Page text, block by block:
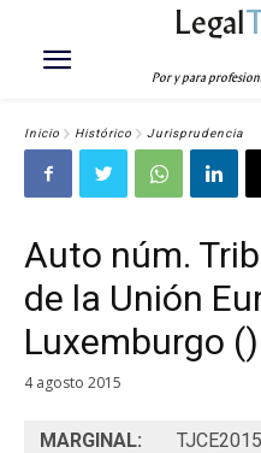
Legal
Por y para
Inicio Histórico Jurisprudencia
Auto núm.
de la Unión
Luxemburgo
4 agosto 2015
MARGINAL: